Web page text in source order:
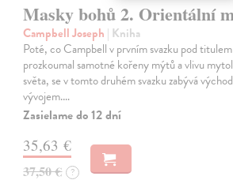
Masky bohů 2. Orientální
Campbell Joseph | Kniha
Poté, co Campbell v prvním svazku pod
prozkoumal samotné kořeny mýtů a vlivu
světa, se v tomto druhém svazku zabývá
vývojem.…
Zasielame do 12 dní
35,63 €
37,50 € ?